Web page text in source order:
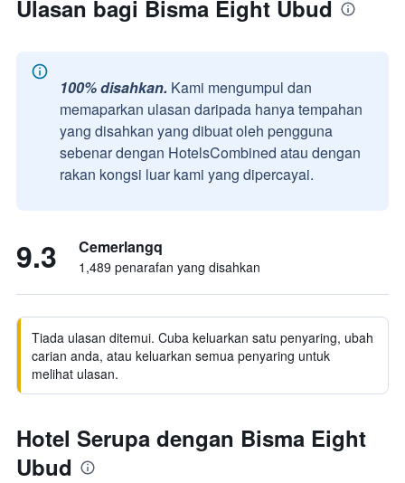
Ulasan bagi Bisma Eight Ubud
100% disahkan. Kami mengumpul dan
memaparkan ulasan daripada hanya tempahan
yang disahkan yang dibuat oleh pengguna
sebenar dengan HotelsCombined atau dengan
rakan kongsi luar kami yang dipercayai.
9.3 Cemerlangq
1,489 penarafan yang disahkan
Tiada ulasan ditemui. Cuba keluarkan satu penyaring, ubah
carian anda, atau keluarkan semua penyaring untuk
melihat ulasan.
Hotel Serupa dengan Bisma Eight
Ubud